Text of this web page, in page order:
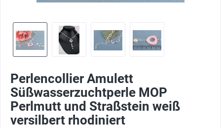
Perlencollier Amulett
Süßwasserzuchtperle MOP
Perlmutt und Straßstein weiß
versilbert rhodiniert